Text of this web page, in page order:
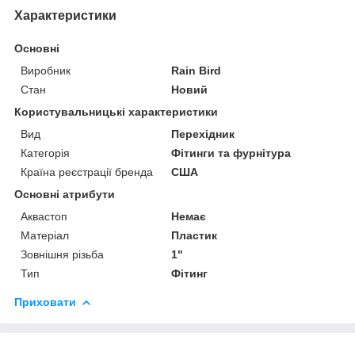
Характеристики
Основні
Виробник
Rain Bird
Стан
Новий
Користувальницькі характеристики
Вид
Перехідник
Категорія
Фітинги та фурнітура
Країна реєстрації бренда
США
Основні атрибути
Аквастоп
Немає
Матеріал
Пластик
Зовнішня різьба
1"
Тип
Фітинг
Приховати